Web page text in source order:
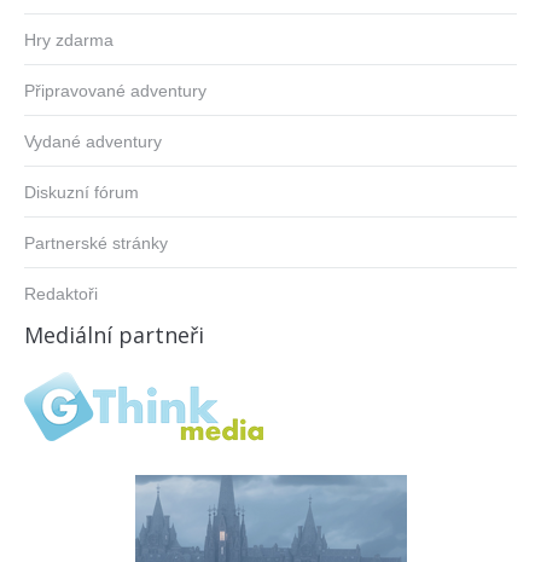
Hry zdarma
Připravované adventury
Vydané adventury
Diskuzní fórum
Partnerské stránky
Redaktoři
Mediální partneři